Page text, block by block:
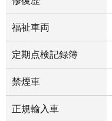
福祉車両
定期点検記録簿
禁煙車
正規輸入車